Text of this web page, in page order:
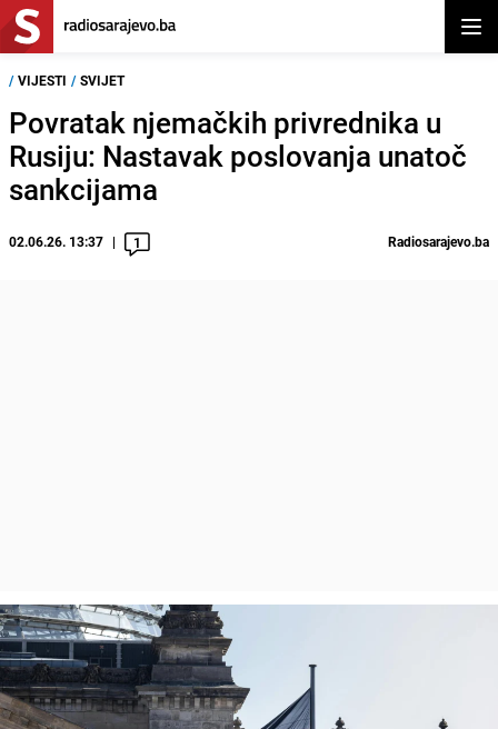
/ VIJESTI / SVIJET
Povratak njemačkih privrednika u
Rusiju: Nastavak poslovanja unatoč
sankcijama
02.06.26. 13:37 1 Radiosarajevo.ba